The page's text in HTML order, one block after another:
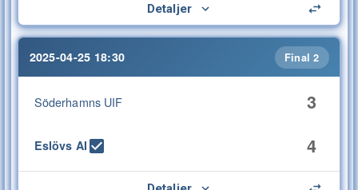
Detaljer
2025-04-25 18:30 Final 2
Söderhamns UIF 3
Eslövs AI 4